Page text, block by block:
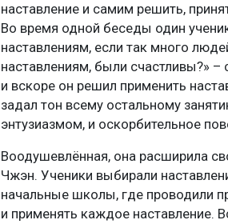
наставление и самим решить,
Во время одной беседы один
наставлениям, если так много
наставлениям, были счастливы?» –
и вскоре он решил применить
задал тон всему остальному
энтузиазмом, и оскорбительное
Воодушевлённая, она расширила
Чжэн. Ученики выбирали
начальные школы, где проводили
и применять каждое наставление.